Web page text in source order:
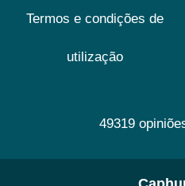
Termos e condições de
utilização
49319